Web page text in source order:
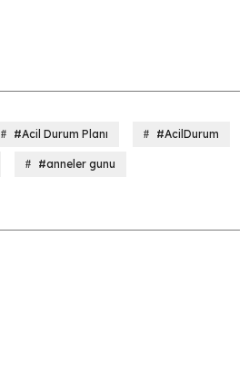
#Acil Durum Planı #AcilDurum
#anneler gunu